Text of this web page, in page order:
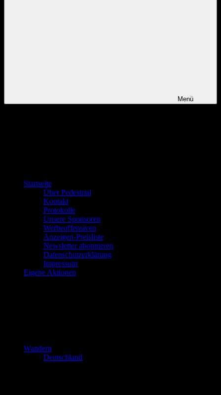
Menü
Startseite
Über Pedestrial
Kontakt
Protokolle
Unsere Sponsoren
Werbeoffensiven
Anzeigen-Preisliste
Newsletter abonnieren
Datenschutzerklärung
Impressum
Eigene Aktionen
Wandern
Deutschland